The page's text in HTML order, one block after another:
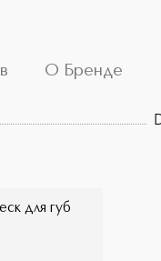
Е в составе
О Бренде
для губ